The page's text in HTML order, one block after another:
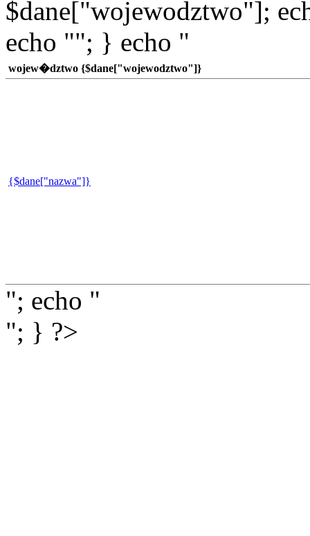
$dane["wojewodztwo"];
echo ""; } echo "
wojew�dztwo {$dane["wojewodztwo"]}
{$dane["nazwa"]}
"; echo "
"; } ?>